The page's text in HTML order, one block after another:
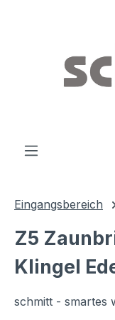
Eingangsbereich
Z5
Klingel
schmitt - smartes